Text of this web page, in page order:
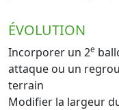
ÉVOLUTION
Incorporer un 2e
attaque ou un
terrain
Modifier la largeur